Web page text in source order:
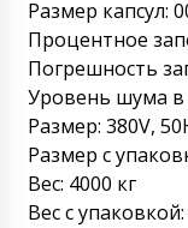
Размер капсул:
Процентное
Погрешность
Уровень шума в
Размер: 380V,
Размер с
Вес: 4000 кг
Вес с